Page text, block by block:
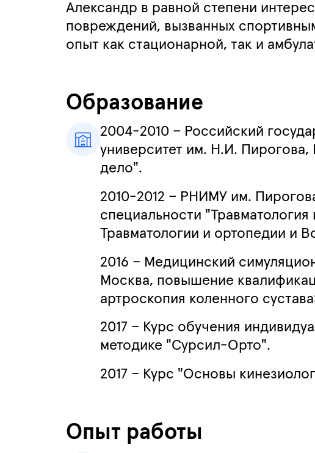
Александр в равной степени
повреждений, вызванных
опыт как стационарной, так и
Образование
2004-2010 – Российский
университет им. Н.И.
дело".
2010-2012 – РНИМУ им.
специальности
Травматологии и ортопедии и
2016 – Медицинский
Москва, повышение
артроскопия коленного
2017 – Курс обучения
методике "Сурсил-Орто".
2017 – Курс "Основы
Опыт работы